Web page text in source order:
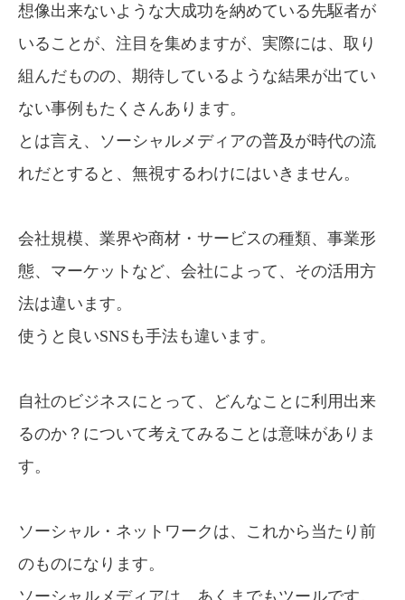
想像出来ないような大成功を納めている先駆者が
いることが、注目を集めますが、 実際には、取り
組んだものの、 期待しているような結果が出てい
ない事例も たくさんあります。
とは言え、ソーシャルメディアの普及が時代の流
れだとすると、 無視するわけにはいきません。
会社規模、業界や商材・サービスの種類、事業形
態、マーケットなど、会社によって、その活用方
法は違います。
使うと良いSNSも手法も違います。
自社のビジネスにとって、どんなことに利用出来
るのか？について考えてみることは意味がありま
す。
ソーシャル・ネットワークは、これから当たり前
のものになります。
ソーシャルメディアは、あくまでもツールです。